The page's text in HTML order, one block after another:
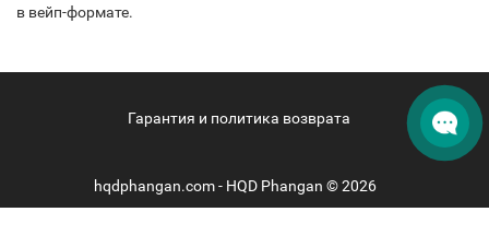
в вейп-формате.
Гарантия и политика возврата
hqdphangan.com - HQD Phangan © 2026